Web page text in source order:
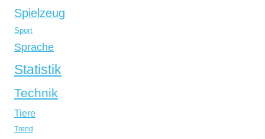
Spielzeug
Sport
Sprache
Statistik
Technik
Tiere
Trend